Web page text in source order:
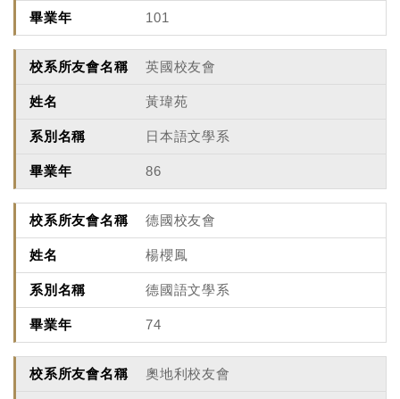
101
英國校友會
黃瑋苑
日本語文學系
86
德國校友會
楊櫻鳳
德國語文學系
74
奧地利校友會